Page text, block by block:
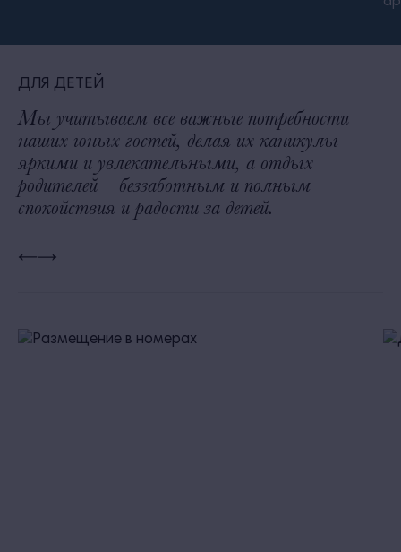
ДЛЯ ДЕТЕЙ
Мы учитываем все важные потребности
наших юных гостей, делая их каникулы
яркими и увлекательными, а отдых
родителей – беззаботным и полным
спокойствия и радости за детей.